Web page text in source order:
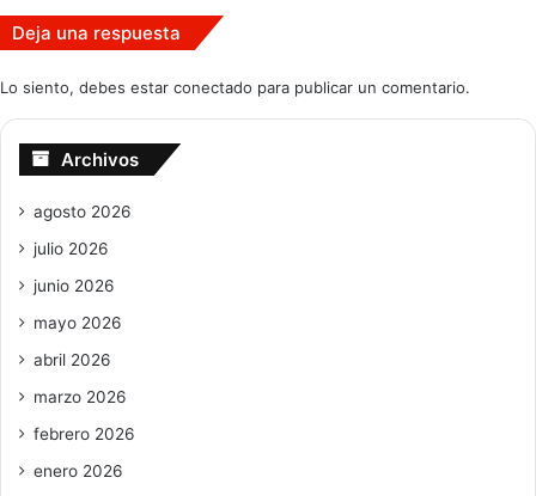
Deja una respuesta
Lo siento, debes estar conectado para publicar un comentario.
Archivos
agosto 2026
julio 2026
junio 2026
mayo 2026
abril 2026
marzo 2026
febrero 2026
enero 2026